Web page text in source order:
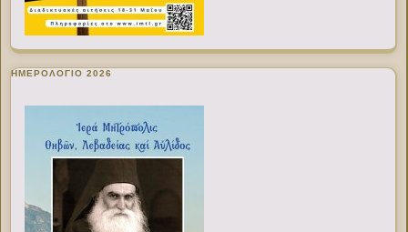
ΗΜΕΡΟΛΟΓΙΟ 2026